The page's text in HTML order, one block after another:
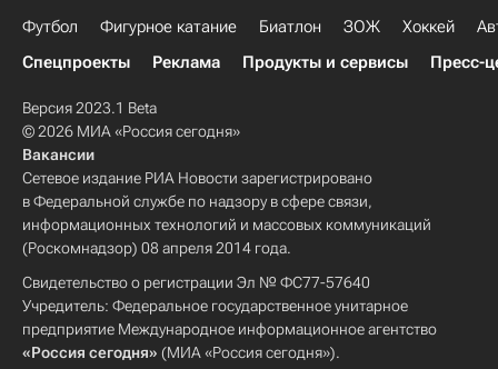
Футбол Фигурное катание Биатлон ЗОЖ Хоккей
Спецпроекты
Реклама Продукты и сервисы Пресс-
Версия 2023.1 Beta
© 2026 МИА «Россия сегодня»
Вакансии
Сетевое издание РИА Новости зарегистрировано
в Федеральной службе по надзору в сфере связи,
информационных технологий и массовых коммуникаций
(Роскомнадзор) 08 апреля 2014 года.
Свидетельство о регистрации Эл № ФС77-57640
Учредитель: Федеральное государственное унитарное
предприятие Международное информационное агентство
«Россия сегодня» (МИА «Россия сегодня»).